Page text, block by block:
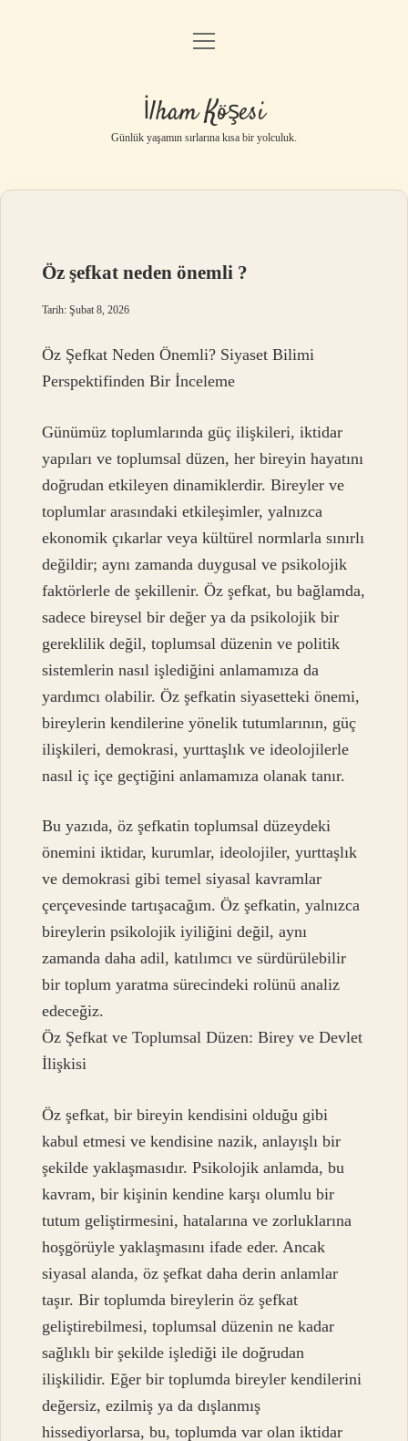
Anasayfa
Yasal Uyarı
menüyü
İlham Köşesi
Günlük yaşamın sırlarına kısa bir yolculuk.
Öz şefkat neden önemli ?
Tarih: Şubat 8, 2026
Öz Şefkat Neden Önemli? Siyaset Bilimi
Perspektifinden Bir İnceleme
Günümüz toplumlarında güç ilişkileri, iktidar
yapıları ve toplumsal düzen, her bireyin hayatını
doğrudan etkileyen dinamiklerdir. Bireyler ve
toplumlar arasındaki etkileşimler, yalnızca
ekonomik çıkarlar veya kültürel normlarla sınırlı
değildir; aynı zamanda duygusal ve psikolojik
faktörlerle de şekillenir. Öz şefkat, bu bağlamda,
sadece bireysel bir değer ya da psikolojik bir
gereklilik değil, toplumsal düzenin ve politik
sistemlerin nasıl işlediğini anlamamıza da
yardımcı olabilir. Öz şefkatin siyasetteki önemi,
bireylerin kendilerine yönelik tutumlarının, güç
ilişkileri, demokrasi, yurttaşlık ve ideolojilerle
nasıl iç içe geçtiğini anlamamıza olanak tanır.
Bu yazıda, öz şefkatin toplumsal düzeydeki
önemini iktidar, kurumlar, ideolojiler, yurttaşlık
ve demokrasi gibi temel siyasal kavramlar
çerçevesinde tartışacağım. Öz şefkatin, yalnızca
bireylerin psikolojik iyiliğini değil, aynı
zamanda daha adil, katılımcı ve sürdürülebilir
bir toplum yaratma sürecindeki rolünü analiz
edeceğiz.
Öz Şefkat ve Toplumsal Düzen: Birey ve Devlet
İlişkisi
Öz şefkat, bir bireyin kendisini olduğu gibi
kabul etmesi ve kendisine nazik, anlayışlı bir
şekilde yaklaşmasıdır. Psikolojik anlamda, bu
kavram, bir kişinin kendine karşı olumlu bir
tutum geliştirmesini, hatalarına ve zorluklarına
hoşgörüyle yaklaşmasını ifade eder. Ancak
siyasal alanda, öz şefkat daha derin anlamlar
taşır. Bir toplumda bireylerin öz şefkat
geliştirebilmesi, toplumsal düzenin ne kadar
sağlıklı bir şekilde işlediği ile doğrudan
ilişkilidir. Eğer bir toplumda bireyler kendilerini
değersiz, ezilmiş ya da dışlanmış
hissediyorlarsa, bu, toplumda var olan iktidar